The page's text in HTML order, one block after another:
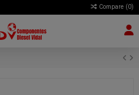
Compare (0)